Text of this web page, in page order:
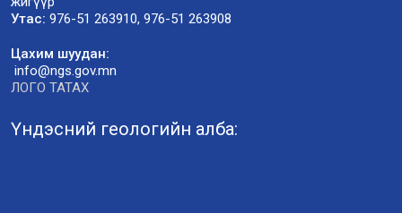
Утас: 976-51 263910, 976-51 263908
Цахим шуудан:
info@ngs.gov.mn
ЛОГО ТАТАХ
Үндэсний геологийн алба: